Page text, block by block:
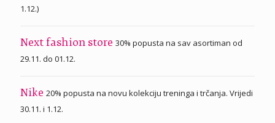
1.12.)
Next fashion store 30% popusta na sav asortiman od
29.11. do 01.12.
Nike 20% popusta na novu kolekciju treninga i trčanja. Vrijedi
30.11. i 1.12.